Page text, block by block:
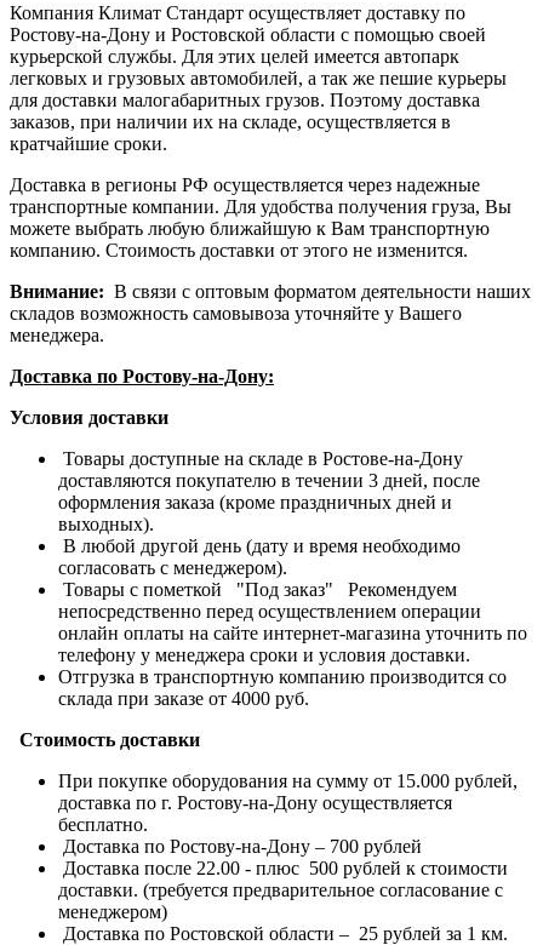
Компания Климат Стандарт осуществляет доставку по
Ростову-на-Дону и Ростовской области с помощью своей
курьерской службы. Для этих целей имеется автопарк
легковых и грузовых автомобилей, а так же пешие курьеры
для доставки малогабаритных грузов. Поэтому доставка
заказов, при наличии их на складе, осуществляется в
кратчайшие сроки.
Доставка в регионы РФ осуществляется через надежные
транспортные компании. Для удобства получения груза, Вы
можете выбрать любую ближайшую к Вам транспортную
компанию. Стоимость доставки от этого не изменится.
Внимание: В связи с оптовым форматом деятельности наших
складов возможность самовывоза уточняйте у Вашего
менеджера.
Доставка по Ростову-на-Дону:
Условия доставки
Товары доступные на складе в Ростове-на-Дону
доставляются покупателю в течении 3 дней, после
оформления заказа (кроме праздничных дней и
выходных).
В любой другой день (дату и время необходимо
согласовать с менеджером).
Товары с пометкой "Под заказ" Рекомендуем
непосредственно перед осуществлением операции
онлайн оплаты на сайте интернет-магазина уточнить по
телефону у менеджера сроки и условия доставки.
Отгрузка в транспортную компанию производится со
склада при заказе от 4000 руб.
Стоимость доставки
При покупке оборудования на сумму от 15.000 рублей,
доставка по г. Ростову-на-Дону осуществляется
бесплатно.
Доставка по Ростову-на-Дону – 700 рублей
Доставка после 22.00 - плюс 500 рублей к стоимости
доставки. (требуется предварительное согласование с
менеджером)
Доставка по Ростовской области – 25 рублей за 1 км.